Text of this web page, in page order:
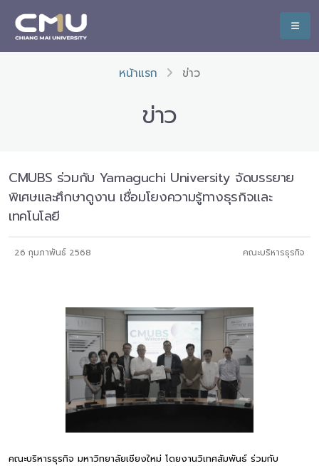
หน้าแรก ข่าว
ข่าว
CMUBS ร่วมกับ Yamaguchi University จัดบรรยาย
พิเศษและศึกษาดูงาน เชื่อมโยงความรู้ทางธุรกิจและ
เทคโนโลยี
26 กุมภาพันธ์ 2568 คณะบริหารธุรกิจ
คณะบริหารธุรกิจ มหาวิทยาลัยเชียงใหม่ โดยงานวิเทศสัมพันธ์ ร่วมกับ